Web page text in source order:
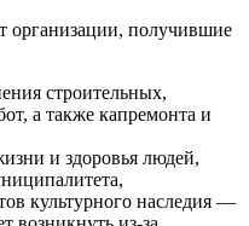
организации, получившие
строительных,
а также капремонта и
и здоровья людей,
культурного наследия —